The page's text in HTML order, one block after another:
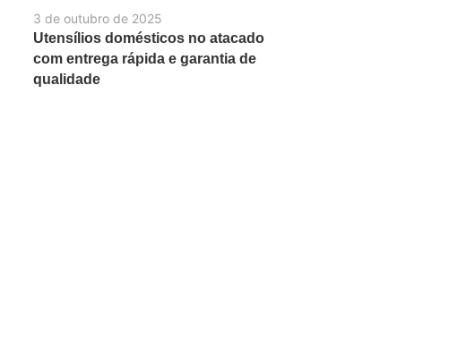
3 de outubro de 2025
Utensílios domésticos no atacado
com entrega rápida e garantia de
qualidade